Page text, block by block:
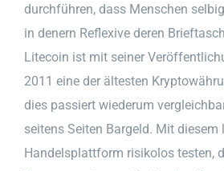
durchführen, dass Menschen
in denern Reflexive deren
Litecoin ist mit seiner
2011 eine der ältesten
dies passiert wiederum
seitens Seiten Bargeld. Mit diesem
Handelsplattform risikolos testen,